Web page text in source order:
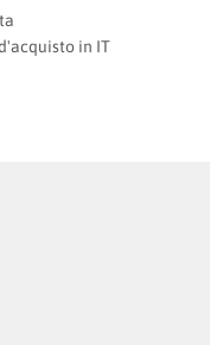
in IT